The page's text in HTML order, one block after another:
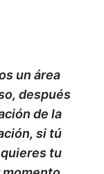
un área
después
de la
si tú
tu